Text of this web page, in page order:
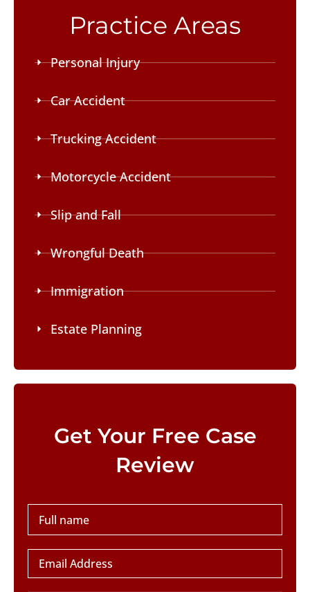
Practice Areas
Personal Injury
Car Accident
Trucking Accident
Motorcycle Accident
Slip and Fall
Wrongful Death
Immigration
Estate Planning
Get Your Free Case
Review